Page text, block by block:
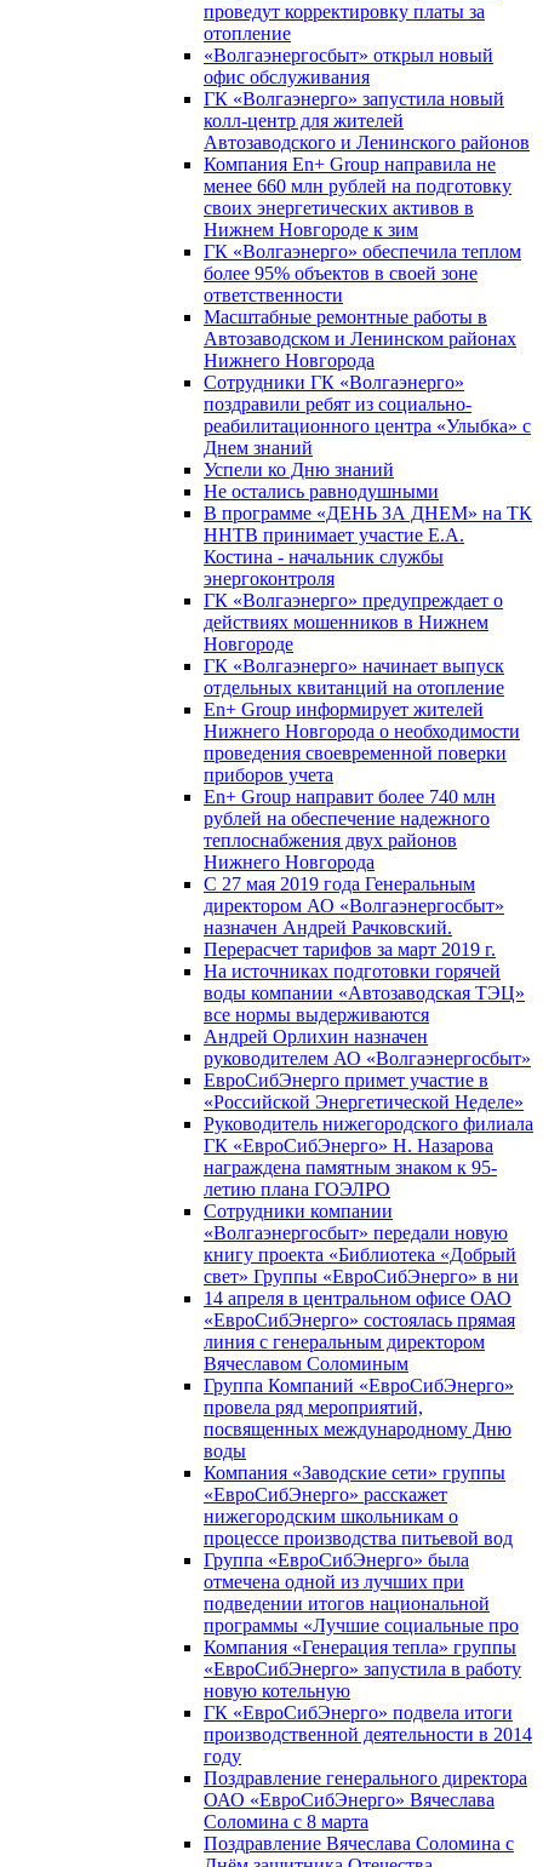
проведут корректировку платы за
отопление
«Волгаэнергосбыт» открыл новый
офис обслуживания
ГК «Волгаэнерго» запустила новый
колл-центр для жителей
Автозаводского и Ленинского районов
Компания En+ Group направила не
менее 660 млн рублей на подготовку
своих энергетических активов в
Нижнем Новгороде к зим
ГК «Волгаэнерго» обеспечила теплом
более 95% объектов в своей зоне
ответственности
Масштабные ремонтные работы в
Автозаводском и Ленинском районах
Нижнего Новгорода
Сотрудники ГК «Волгаэнерго»
поздравили ребят из социально-
реабилитационного центра «Улыбка» с
Днем знаний
Успели ко Дню знаний
Не остались равнодушными
В программе «ДЕНЬ ЗА ДНЕМ» на ТК
ННТВ принимает участие Е.А.
Костина - начальник службы
энергоконтроля
ГК «Волгаэнерго» предупреждает о
действиях мошенников в Нижнем
Новгороде
ГК «Волгаэнерго» начинает выпуск
отдельных квитанций на отопление
En+ Group информирует жителей
Нижнего Новгорода о необходимости
проведения своевременной поверки
приборов учета
En+ Group направит более 740 млн
рублей на обеспечение надежного
теплоснабжения двух районов
Нижнего Новгорода
С 27 мая 2019 года Генеральным
директором АО «Волгаэнергосбыт»
назначен Андрей Рачковский.
Перерасчет тарифов за март 2019 г.
На источниках подготовки горячей
воды компании «Автозаводская ТЭЦ»
все нормы выдерживаются
Андрей Орлихин назначен
руководителем АО «Волгаэнергосбыт»
ЕвроСибЭнерго примет участие в
«Российской Энергетической Неделе»
Руководитель нижегородского филиала
ГК «ЕвроСибЭнерго» Н. Назарова
награждена памятным знаком к 95-
летию плана ГОЭЛРО
Сотрудники компании
«Волгаэнергосбыт» передали новую
книгу проекта «Библиотека «Добрый
свет» Группы «ЕвроСибЭнерго» в ни
14 апреля в центральном офисе ОАО
«ЕвроСибЭнерго» состоялась прямая
линия с генеральным директором
Вячеславом Соломиным
Группа Компаний «ЕвроСибЭнерго»
провела ряд мероприятий,
посвященных международному Дню
воды
Компания «Заводские сети» группы
«ЕвроСибЭнерго» расскажет
нижегородским школьникам о
процессе производства питьевой вод
Группа «ЕвроСибЭнерго» была
отмечена одной из лучших при
подведении итогов национальной
программы «Лучшие социальные про
Компания «Генерация тепла» группы
«ЕвроСибЭнерго» запустила в работу
новую котельную
ГК «ЕвроСибЭнерго» подвела итоги
производственной деятельности в 2014
году
Поздравление генерального директора
ОАО «ЕвроСибЭнерго» Вячеслава
Соломина с 8 марта
Поздравление Вячеслава Соломина с